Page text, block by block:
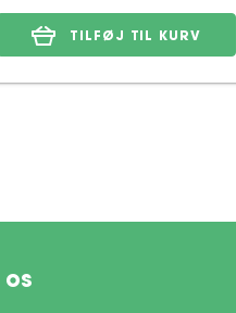
TILFØJ TIL KURV
os